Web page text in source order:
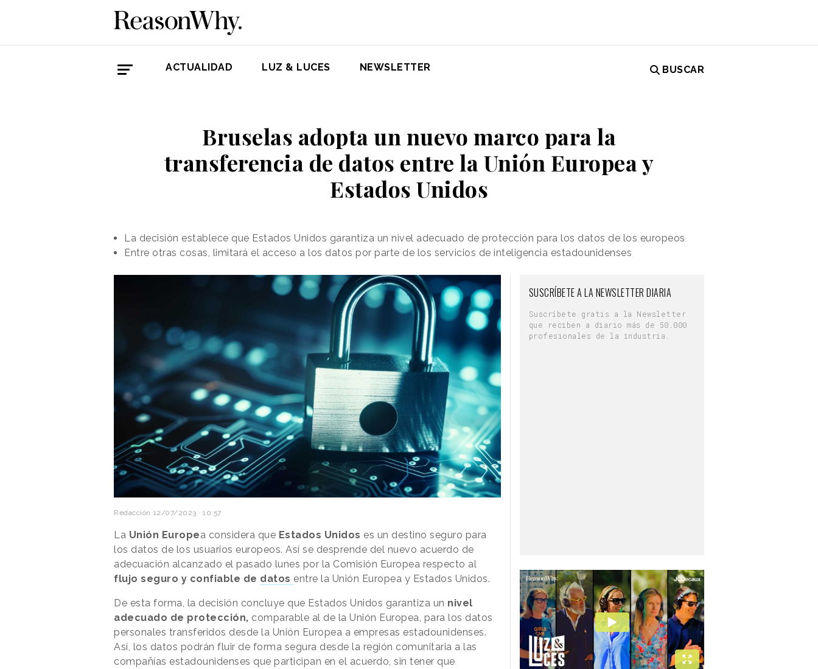
ACTUALIDAD LUZ & LUCES NEWSLETTER BUSCAR
Bruselas adopta un nuevo marco para la
transferencia de datos entre la Unión Europea y
Estados Unidos
La decisión establece que Estados Unidos garantiza un nivel adecuado de protección para los datos de los europeos
Entre otras cosas, limitará el acceso a los datos por parte de los servicios de inteligencia estadounidenses
Redacción 12/07/2023 · 10:57
La Unión Europea considera que Estados Unidos es un destino seguro para
los datos de los usuarios europeos. Así se desprende del nuevo acuerdo de
adecuación alcanzado el pasado lunes por la Comisión Europea respecto al
flujo seguro y confiable de datos entre la Unión Europea y Estados Unidos.
De esta forma, la decisión concluye que Estados Unidos garantiza un nivel
adecuado de protección, comparable al de la Unión Europea, para los datos
personales transferidos desde la Unión Europea a empresas estadounidenses.
Así, los datos podrán fluir de forma segura desde la región comunitaria a las
compañías estadounidenses que participan en el acuerdo, sin tener que
SUSCRÍBETE A LA NEWSLETTER DIARIA
Suscríbete gratis a la Newsletter
que reciben a diario más de 50.000
profesionales de la industria.